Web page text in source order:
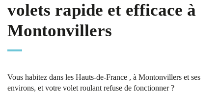
volets rapide et efficace à
Montonvillers
Vous habitez dans les Hauts-de-France , à Montonvillers et ses
environs, et votre volet roulant refuse de fonctionner ?